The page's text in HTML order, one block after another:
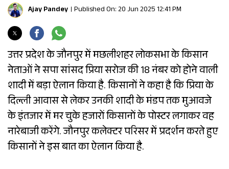
Ajay Pandey Published On: 20 Jun 2025 12:41 PM
उत्तर प्रदेश के जौनपुर में मछलीशहर लोकसभा के किसान
नेताओं ने सपा सांसद प्रिया सरोज की 18 नंबर को होने वाली
शादी में बड़ा ऐलान किया है. किसानों ने कहा है कि प्रिया के
दिल्ली आवास से लेकर उनकी शादी के मंडप तक मुआवजे
के इंतजार में मर चुके हजारों किसानों के पोस्टर लगाकर वह
नारेबाजी करेंगे. जौनपुर कलेक्टर परिसर में प्रदर्शन करते हुए
किसानों ने इस बात का ऐलान किया है.